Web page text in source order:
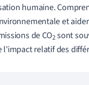
humaine.
et
de CO2sont
l'impact relatif des